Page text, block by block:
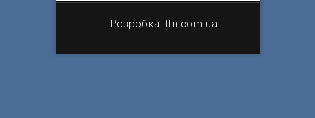
Розробка: fln.com.ua